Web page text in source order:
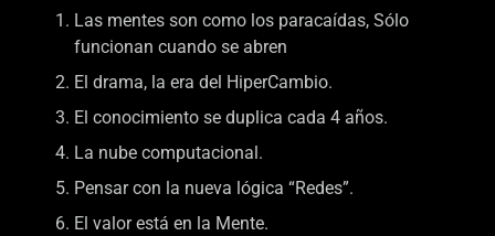
Las mentes son como los paracaídas, Sólo
funcionan cuando se abren
El drama, la era del HiperCambio.
El conocimiento se duplica cada 4 años.
La nube computacional.
Pensar con la nueva lógica “Redes”.
El valor está en la Mente.